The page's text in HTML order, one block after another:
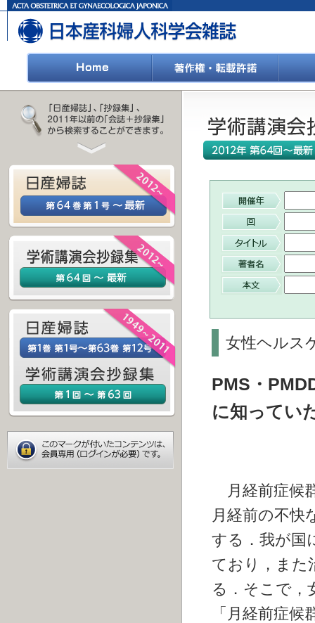
女性ヘルス
PMS・
に知ってい
月経前症候
月経前の不快
する．我が国
ており，また
る．そこで，
「月経前症